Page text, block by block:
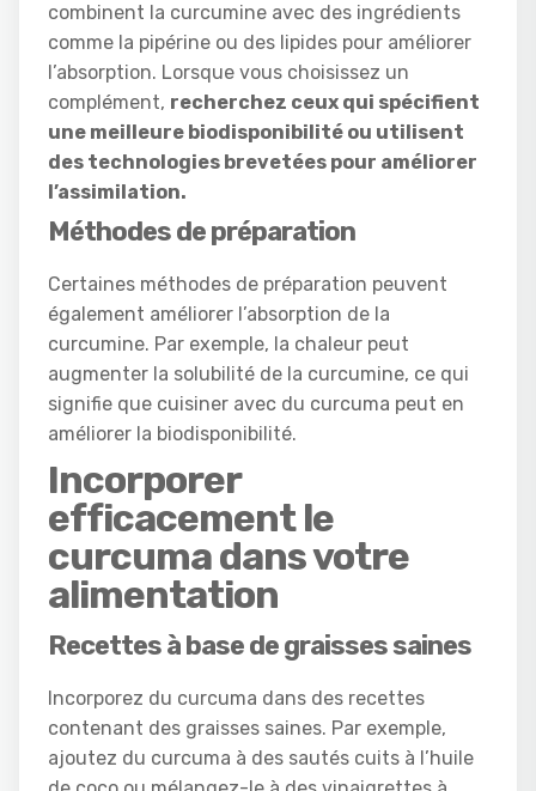
combinent la curcumine avec des ingrédients
comme la pipérine ou des lipides pour améliorer
l’absorption. Lorsque vous choisissez un
complément, recherchez ceux qui spécifient
une meilleure biodisponibilité ou utilisent
des technologies brevetées pour améliorer
l’assimilation.
Méthodes de préparation
Certaines méthodes de préparation peuvent
également améliorer l’absorption de la
curcumine. Par exemple, la chaleur peut
augmenter la solubilité de la curcumine, ce qui
signifie que cuisiner avec du curcuma peut en
améliorer la biodisponibilité.
Incorporer
efficacement le
curcuma dans votre
alimentation
Recettes à base de graisses saines
Incorporez du curcuma dans des recettes
contenant des graisses saines. Par exemple,
ajoutez du curcuma à des sautés cuits à l’huile